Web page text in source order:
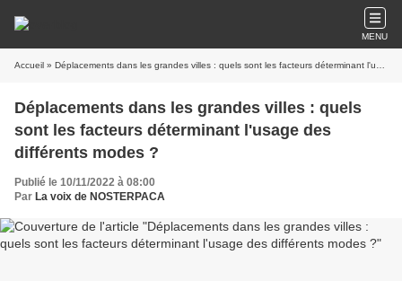
MENU
Accueil » Déplacements dans les grandes villes : quels sont les facteurs déterminant l'usage des différents modes ?
Déplacements dans les grandes villes : quels
sont les facteurs déterminant l'usage des
différents modes ?
Publié le 10/11/2022 à 08:00
Par La voix de NOSTERPACA